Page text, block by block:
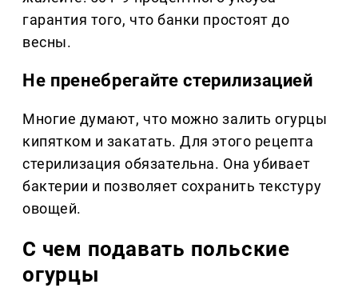
гарантия того, что банки простоят до
весны.
Не пренебрегайте стерилизацией
Многие думают, что можно залить огурцы
кипятком и закатать. Для этого рецепта
стерилизация обязательна. Она убивает
бактерии и позволяет сохранить текстуру
овощей.
С чем подавать польские
огурцы